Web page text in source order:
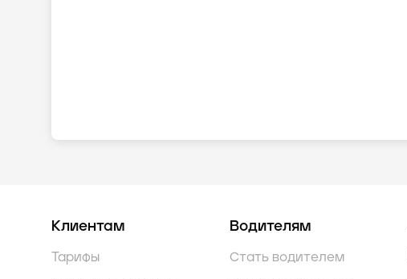
Клиентам
Тарифы
Водителям
Стать водителем